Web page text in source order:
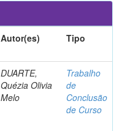
Autor(es) Tipo
DUARTE,
Quézia Olivia
Melo
Trabalho
de
Conclusão
de Curso